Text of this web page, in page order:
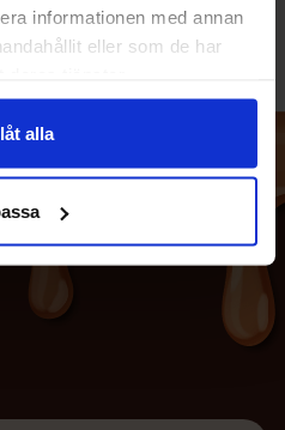
informationen med annan
eller som de har
alla